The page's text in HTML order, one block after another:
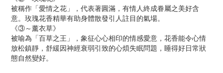
被稱作「愛情之花」，代表著圓滿，有情人終成眷屬之美好含
意。玫瑰花香精華有助身體散發引人註目的氣場。
《③～薰衣草》
被喻為「百草之王」，象征心心相印的情感愛意，花香能令心情
放松鎮靜，舒緩因神經衰弱引致的心煩失眠問題，睡得好日常狀
態自然變好。